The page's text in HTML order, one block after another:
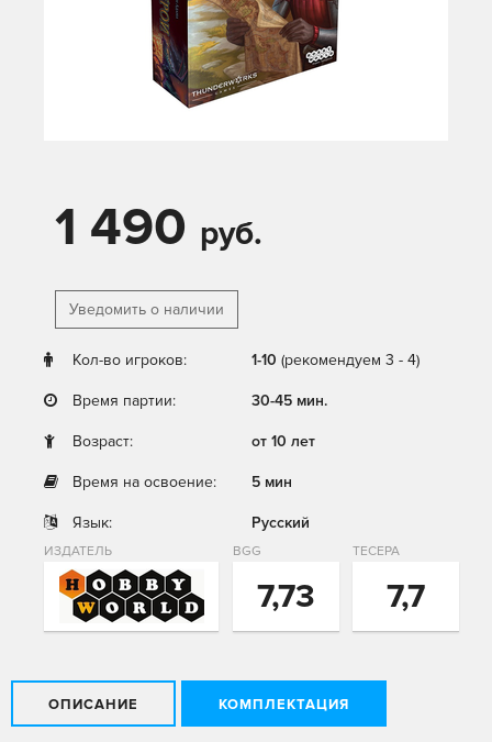
1 490 руб.
Уведомить о наличии
Кол-во игроков: 1-10 (рекомендуем 3 - 4)
Время партии: 30-45 мин.
Возраст: от 10 лет
Время на освоение: 5 мин
Язык: Русский
ИЗДАТЕЛЬ BGG
7,73
ТЕСЕРА
7,7
ОПИСАНИЕ КОМПЛЕКТАЦИЯ